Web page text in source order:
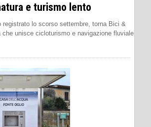
e turismo lento
registrato lo scorso settembre, torna Bici &
che unisce cicloturismo e navigazione fluviale